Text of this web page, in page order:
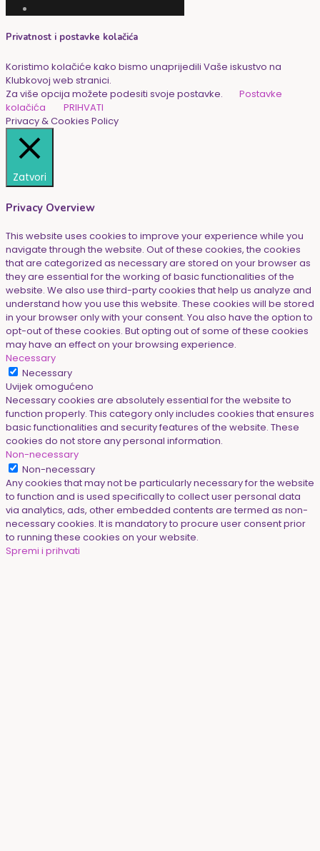
Privatnost i postavke kolačića
Koristimo kolačiće kako bismo unaprijedili Vaše iskustvo na
Klubkovoj web stranici.
Za više opcija možete podesiti svoje postavke.
Postavke
kolačića
PRIHVATI
Privacy & Cookies Policy
Zatvori
Privacy Overview
This website uses cookies to improve your experience while you
navigate through the website. Out of these cookies, the cookies
that are categorized as necessary are stored on your browser as
they are essential for the working of basic functionalities of the
website. We also use third-party cookies that help us analyze and
understand how you use this website. These cookies will be stored
in your browser only with your consent. You also have the option to
opt-out of these cookies. But opting out of some of these cookies
may have an effect on your browsing experience.
Necessary
Necessary
Uvijek omogućeno
Necessary cookies are absolutely essential for the website to
function properly. This category only includes cookies that ensures
basic functionalities and security features of the website. These
cookies do not store any personal information.
Non-necessary
Non-necessary
Any cookies that may not be particularly necessary for the website
to function and is used specifically to collect user personal data
via analytics, ads, other embedded contents are termed as non-
necessary cookies. It is mandatory to procure user consent prior
to running these cookies on your website.
Spremi i prihvati